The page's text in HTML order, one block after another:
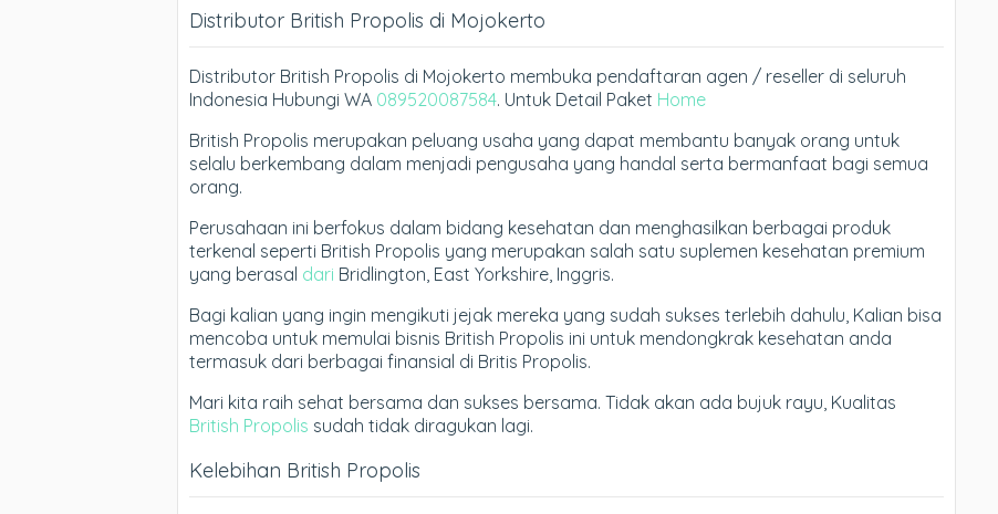
Distributor British Propolis di Mojokerto
Distributor British Propolis di Mojokerto membuka pendaftaran agen / reseller di seluruh
Indonesia Hubungi WA 089520087584. Untuk Detail Paket Home
British Propolis merupakan peluang usaha yang dapat membantu banyak orang untuk
selalu berkembang dalam menjadi pengusaha yang handal serta bermanfaat bagi semua
orang.
Perusahaan ini berfokus dalam bidang kesehatan dan menghasilkan berbagai produk
terkenal seperti British Propolis yang merupakan salah satu suplemen kesehatan premium
yang berasal dari Bridlington, East Yorkshire, Inggris.
Bagi kalian yang ingin mengikuti jejak mereka yang sudah sukses terlebih dahulu, Kalian bisa
mencoba untuk memulai bisnis British Propolis ini untuk mendongkrak kesehatan anda
termasuk dari berbagai finansial di Britis Propolis.
Mari kita raih sehat bersama dan sukses bersama. Tidak akan ada bujuk rayu, Kualitas
British Propolis sudah tidak diragukan lagi.
Kelebihan British Propolis